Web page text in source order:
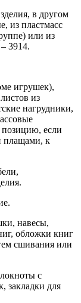
в другом
из пластмасс
или из
3914.
игрушек),
из
нагрудники,
если
плащами, к
навесы,
обложки книг
сшивания или
с
закладки для